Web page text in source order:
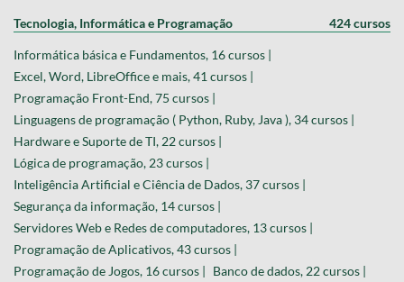
Tecnologia, Informática e Programação 424 cursos
Informática básica e Fundamentos, 16 cursos |
Excel, Word, LibreOffice e mais, 41 cursos |
Programação Front-End, 75 cursos |
Linguagens de programação ( Python, Ruby, Java ), 34 cursos |
Hardware e Suporte de TI, 22 cursos |
Lógica de programação, 23 cursos |
Inteligência Artificial e Ciência de Dados, 37 cursos |
Segurança da informação, 14 cursos |
Servidores Web e Redes de computadores, 13 cursos |
Programação de Aplicativos, 43 cursos |
Programação de Jogos, 16 cursos | Banco de dados, 22 cursos |